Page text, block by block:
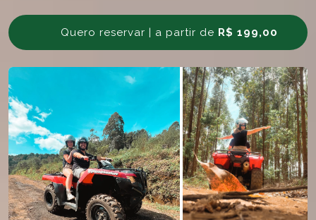
Quero reservar | a partir de R$ 199,00